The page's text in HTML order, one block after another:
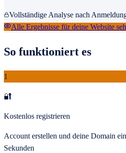
Vollständige Analyse nach
Alle Ergebnisse für deine Website
So funktioniert es
1
🔐
Kostenlos registrieren
Account erstellen und deine Domain
Sekunden